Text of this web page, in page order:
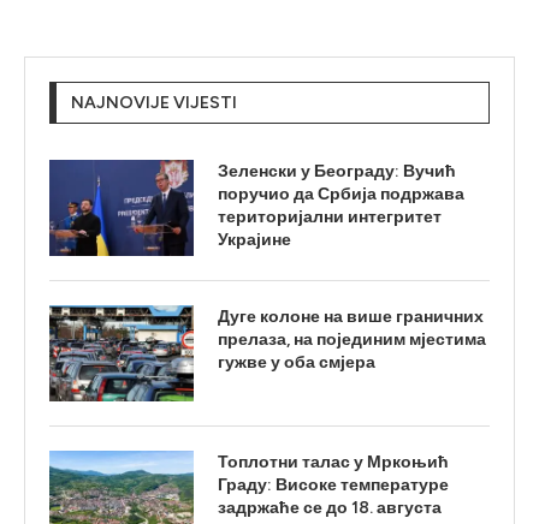
NAJNOVIJE VIJESTI
Зеленски у Београду: Вучић
поручио да Србија подржава
територијални интегритет
Украјине
Дуге колоне на више граничних
прелаза, на појединим мјестима
гужве у оба смјера
Топлотни талас у Мркоњић
Граду: Високе температуре
задржаће се до 18. августа